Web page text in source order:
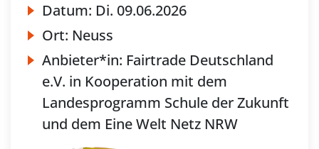
Datum: Di. 09.06.2026
Ort: Neuss
Anbieter*in: Fairtrade Deutschland
e.V. in Kooperation mit dem
Landesprogramm Schule der Zukunft
und dem Eine Welt Netz NRW